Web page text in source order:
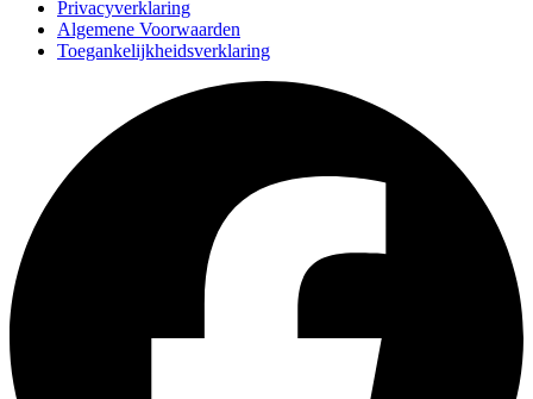
Privacyverklaring
Algemene Voorwaarden
Toegankelijkheidsverklaring